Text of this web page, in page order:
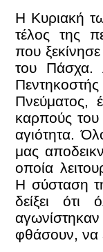
Η Κυριακή
τέλος της
που
του Πάσχα.
Πνεύματος,
καρπούς του
αγιότητα.
μας
οποία
Η σύσταση
δείξει ότι
φθάσουν, να